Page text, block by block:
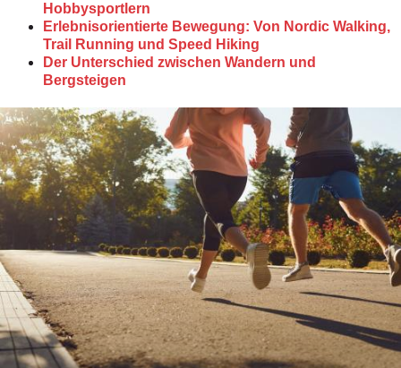
Hobbysportlern
Erlebnisorientierte Bewegung: Von Nordic Walking,
Trail Running und Speed Hiking
Der Unterschied zwischen Wandern und
Bergsteigen